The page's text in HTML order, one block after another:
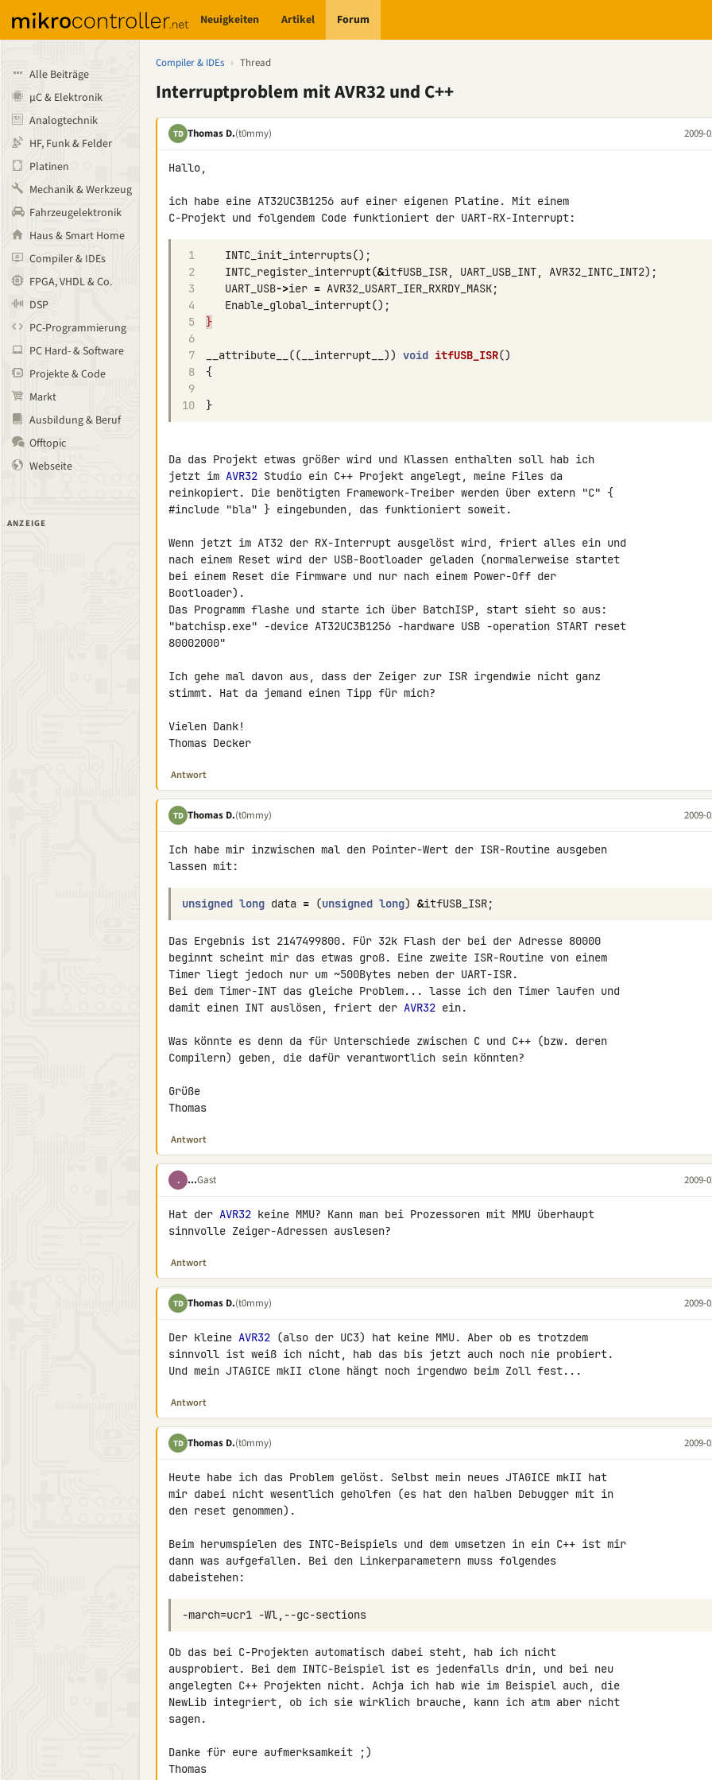
Neuigkeiten Artikel Forum
Alle Beiträge
µC & Elektronik
Analogtechnik
HF, Funk & Felder
Platinen
Mechanik & Werkzeug
Fahrzeugelektronik
Haus & Smart Home
Compiler & IDEs
FPGA, VHDL & Co.
DSP
PC-Programmierung
PC Hard- & Software
Projekte & Code
Markt
Ausbildung & Beruf
Offtopic
Webseite
ANZEIGE
Compiler & IDEs › Thread
Interruptproblem mit AVR32 und C++
TD Thomas D.(t0mmy) 2009-
Hallo,
ich habe eine AT32UC3B1256 auf einer eigenen Platine. Mit einem
1 INTC_init_interrupts();
2
INTC_register_interrupt(&itfUSB_ISR, UART_USB_INT, AVR32_INTC_INT2);
3
UART_USB->ier = AVR32_USART_IER_RXRDY_MASK;
4
Enable_global_interrupt();
5
}
6
7
__attribute__ (( __interrupt__ )) void itfUSB_ISR()
8
{
9
10
}
Da das Projekt etwas größer wird und Klassen enthalten soll hab ich
jetzt im AVR32 Studio ein C++ Projekt angelegt, meine Files da
reinkopiert. Die benötigten Framework-Treiber werden über extern "C" {
#include "bla" } eingebunden, das funktioniert soweit.
Wenn jetzt im AT32 der RX-Interrupt ausgelöst wird, friert alles ein und
nach einem Reset wird der USB-Bootloader geladen (normalerweise startet
bei einem Reset die Firmware und nur nach einem Power-Off der
Bootloader).
Das Programm flashe und starte ich über BatchISP, start sieht so aus:
"batchisp.exe" -device AT32UC3B1256 -hardware USB -operation START reset
80002000"
Ich gehe mal davon aus, dass der Zeiger zur ISR irgendwie nicht ganz
stimmt. Hat da jemand einen Tipp für mich?
Vielen Dank!
Thomas Decker
Antwort
TD Thomas D.(t0mmy) 2009-
Ich habe mir inzwischen mal den Pointer-Wert der ISR-Routine ausgeben
lassen mit:
unsigned long data = (unsigned long) &itfUSB_ISR;
Das Ergebnis ist 2147499800. Für 32k Flash der bei der Adresse 80000
beginnt scheint mir das etwas groß. Eine zweite ISR-Routine von einem
Timer liegt jedoch nur um ~500Bytes neben der UART-ISR.
Bei dem Timer-INT das gleiche Problem... lasse ich den Timer laufen und
damit einen INT auslösen, friert der AVR32 ein.
Was könnte es denn da für Unterschiede zwischen C und C++ (bzw. deren
Compilern) geben, die dafür verantwortlich sein könnten?
Grüße
Thomas
Antwort
. ...Gast 2009-
Hat der AVR32 keine MMU? Kann man bei Prozessoren mit MMU überhaupt
sinnvolle Zeiger-Adressen auslesen?
Antwort
TD Thomas D.(t0mmy) 2009-
Der kleine AVR32 (also der UC3) hat keine MMU. Aber ob es trotzdem
sinnvoll ist weiß ich nicht, hab das bis jetzt auch noch nie probiert.
Und mein JTAGICE mkII clone hängt noch irgendwo beim Zoll fest...
Antwort
TD Thomas D.(t0mmy) 2009-
Heute habe ich das Problem gelöst. Selbst mein neues JTAGICE mkII hat
mir dabei nicht wesentlich geholfen (es hat den halben Debugger mit in
den reset genommen).
Beim herumspielen des INTC-Beispiels und dem umsetzen in ein C++ ist mir
dann was aufgefallen. Bei den Linkerparametern muss folgendes
dabeistehen:
Ob das bei C-Projekten automatisch dabei steht, hab ich nicht
ausprobiert. Bei dem INTC-Beispiel ist es jedenfalls drin, und bei neu
angelegten C++ Projekten nicht. Achja ich hab wie im Beispiel auch, die
NewLib integriert, ob ich sie wirklich brauche, kann ich atm aber nicht
sagen.
Danke für eure aufmerksamkeit ;)
Thomas